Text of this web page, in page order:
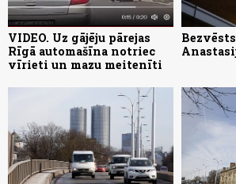
VIDEO. Uz gājēju pārejas
Rīgā automašīna notriec
vīrieti un mazu meitenīti